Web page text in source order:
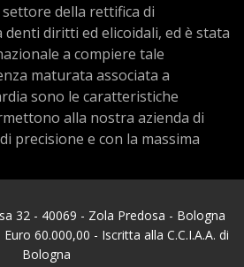
settore della rettifica di
diritti ed elicoidali, ed è stata
a compiere tale
maturata associata a
sono le caratteristiche
alla nostra azienda di
precisione e con la massima
32 - 40069 - Zola Predosa - Bologna
60.000,00 - Iscritta alla C.C.I.A.A. di
Bologna